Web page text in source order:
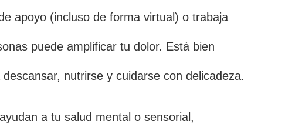
apoyo (incluso de forma virtual) o trabaja
puede amplificar tu dolor. Está bien
nutrirse y cuidarse con delicadeza.
a tu salud mental o sensorial,